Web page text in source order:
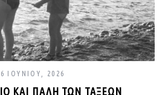
6 ΙΟΥΝΊΟΥ, 2026
ΚΑΙ ΠΆΛΗ ΤΩΝ ΤΆΞΕΩΝ